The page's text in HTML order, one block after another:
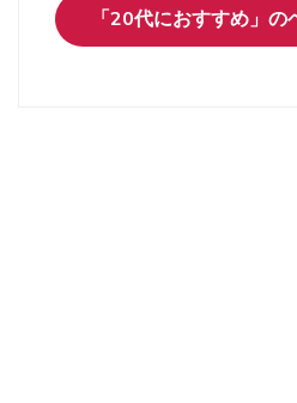
「20代におすすめ」